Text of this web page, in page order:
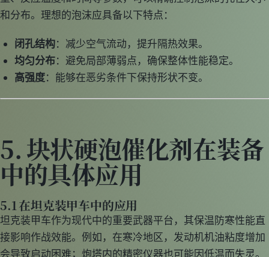
和分布。理想的泡沫应具备以下特点：
闭孔结构：减少空气流动，提升隔热效果。
均匀分布：避免局部薄弱点，确保整体性能稳定。
高强度：能够在恶劣条件下保持形状不变。
5. 块状硬泡催化剂在装备
中的具体应用
5.1 在坦克装甲车中的应用
坦克装甲车作为现代中的重要武器平台，其保温防寒性能直
接影响作战效能。例如，在寒冷地区，发动机机油粘度增加
会导致启动困难；炮塔内的精密仪器也可能因低温而失灵。